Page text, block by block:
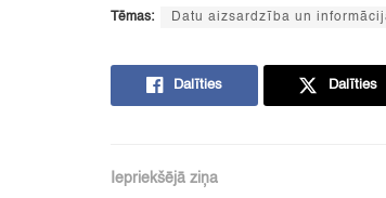
Tēmas: Datu aizsardzība un
Dalīties Dalīties
Iepriekšējā ziņa